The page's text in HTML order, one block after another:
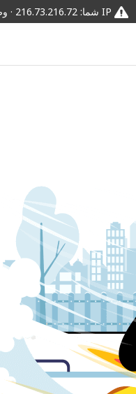
IP شما: 216.73.216.72 · وضعیت شما: